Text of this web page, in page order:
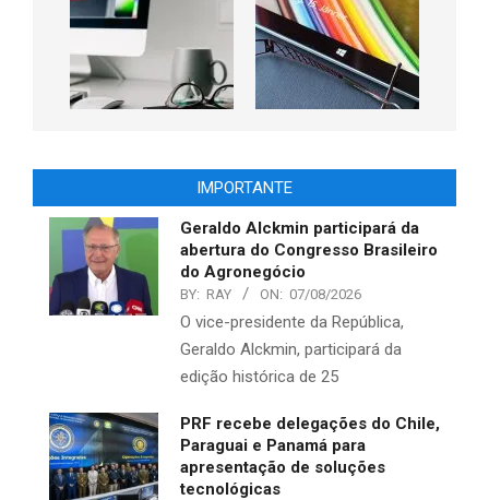
IMPORTANTE
Geraldo Alckmin participará da
abertura do Congresso Brasileiro
do Agronegócio
BY: RAY ON: 07/08/2026
O vice-presidente da República,
Geraldo Alckmin, participará da
edição histórica de 25
PRF recebe delegações do Chile,
Paraguai e Panamá para
apresentação de soluções
tecnológicas